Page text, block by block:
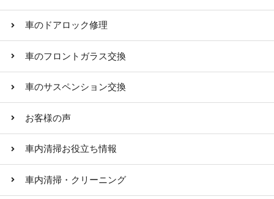
車のドアロック修理
車のフロントガラス交換
車のサスペンション交換
お客様の声
車内清掃お役立ち情報
車内清掃・クリーニング